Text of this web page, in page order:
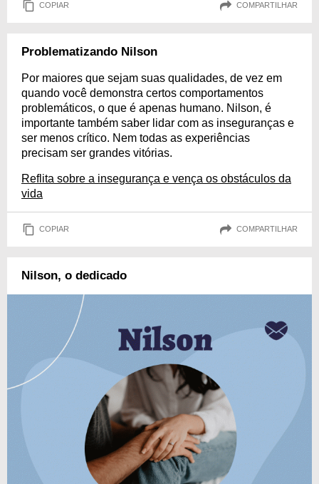
COPIAR COMPARTILHAR
Problematizando Nilson
Por maiores que sejam suas qualidades, de vez em
quando você demonstra certos comportamentos
problemáticos, o que é apenas humano. Nilson, é
importante também saber lidar com as inseguranças e
ser menos crítico. Nem todas as experiências
precisam ser grandes vitórias.
Reflita sobre a insegurança e vença os obstáculos da
vida
COPIAR COMPARTILHAR
Nilson, o dedicado